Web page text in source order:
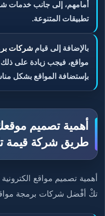
أمامهم، إلى جانب خدمات
تطبيقات المتنوعة.
بالإضافة إلى قيام شركات
مواقع، فيجب زيادة على
بإستضافة المواقع بشكل
أهمية تصميم
طريق شركة قيمة
أهمية تصميم مواقع
تكْ أفْضل شركات برمجة